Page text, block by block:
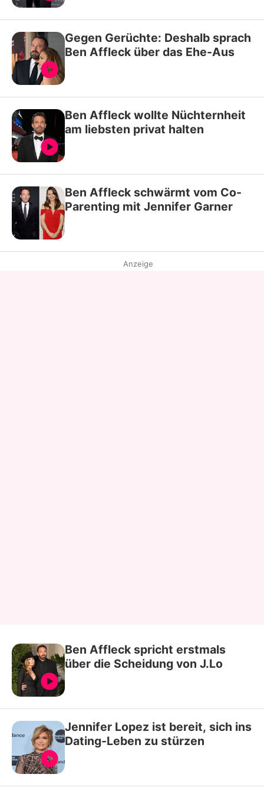
Gegen Gerüchte: Deshalb sprach
Ben Affleck über das Ehe-Aus
Ben Affleck wollte Nüchternheit
am liebsten privat halten
Ben Affleck schwärmt vom Co-
Parenting mit Jennifer Garner
Anzeige
Ben Affleck spricht erstmals
über die Scheidung von J.Lo
Jennifer Lopez ist bereit, sich ins
Dating-Leben zu stürzen